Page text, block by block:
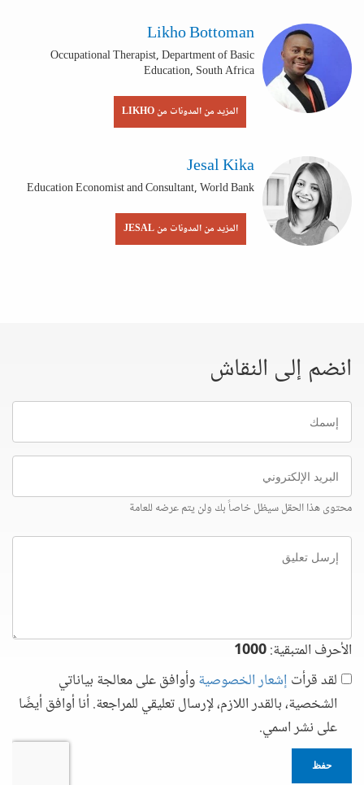
Likho Bottoman
Occupational Therapist, Department of Basic
Education, South Africa
المزيد من المدونات من LIKHO
Jesal Kika
Education Economist and Consultant, World Bank
المزيد من المدونات من JESAL
انضم إلى النقاش
إسمك
البريد
الإلكتروني
محتوى هذا الحقل سيظل خاصاً بك ولن يتم عرضه للعامة
إرسل
تعليق
الأحرف المتبقية:1000
لقد قرأت إشعار الخصوصيةوأوافق على معالجة بياناتي
الشخصية، بالقدر اللازم، لإرسال تعليقي للمراجعة. أنا أوافق أيضًا
على نشر اسمي.
حفظ